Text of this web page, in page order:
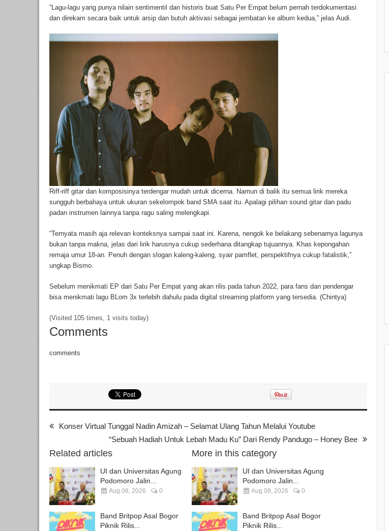
“Lagu-lagu yang punya nilain sentimentil dan historis buat Satu Per Empat belum pernah terdokumentasi
dan direkam secara baik untuk arsip dan butuh aktivasi sebagai jembatan ke album kedua,” jelas Audi.
Riff-riff gitar dan komposisinya terdengar mudah untuk dicerna. Namun di balik itu semua lirik mereka
sungguh berbahaya untuk ukuran sekelompok band SMA saat itu. Apalagi pilihan sound gitar dan padu
padan instrumen lainnya tanpa ragu saling melengkapi.
“Ternyata masih aja relevan konteksnya sampai saat ini. Karena, nengok ke belakang sebenarnya lagunya
bukan tanpa makna, jelas dari lirik harusnya cukup sederhana ditangkap tujuannya. Khas kepongahan
remaja umur 18-an. Penuh dengan slogan kaleng-kaleng, syair pamflet, perspektifnya cukup fatalistik,”
ungkap Bismo.
Sebelum menikmati EP dari Satu Per Empat yang akan rilis pada tahun 2022, para fans dan pendengar
bisa menikmati lagu BLom 3x terlebih dahulu pada digital streaming platform yang tersedia. (Chintya)
(Visited 105 times, 1 visits today)
Comments
comments
Konser Virtual Tunggal Nadin Amizah – Selamat Ulang Tahun Melalui Youtube
“Sebuah Hadiah Untuk Lebah Madu Ku” Dari Rendy Pandugo – Honey Bee
Related articles
UI dan Universitas Agung
Podomoro Jalin...
Aug 08, 2026 0
Band Britpop Asal Bogor
Piknik Rilis...
More in this category
UI dan Universitas Agung
Podomoro Jalin...
Aug 08, 2026 0
Band Britpop Asal Bogor
Piknik Rilis...